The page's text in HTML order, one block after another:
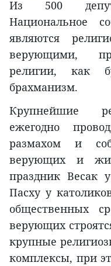
Из 500
Национальное
являются
верующими,
религии, как
брахманизм.
Крупнейшие
ежегодно
размахом и
верующих и
праздник Весак
Пасху у
общественных
верующих
крупные
комплексы, при